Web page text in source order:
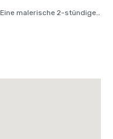
malerische 2-stündige
Airport (STS): Nur 35
schnellste Weg zu Ihrem